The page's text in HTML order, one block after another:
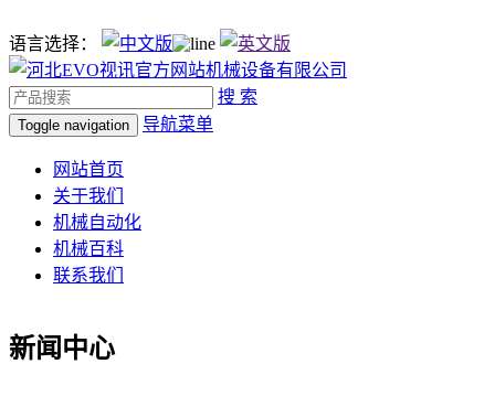
语言选择：
搜 索
Toggle navigation 导航菜单
网站首页
关于我们
机械自动化
机械百科
联系我们
新闻中心